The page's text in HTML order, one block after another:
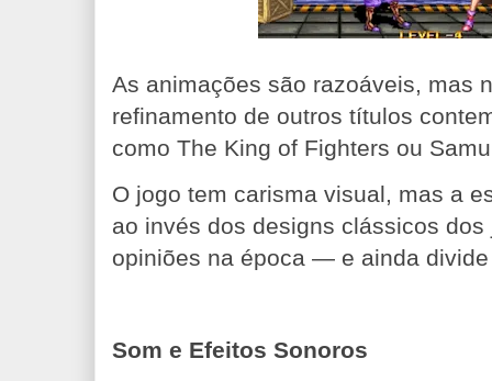
As animações são razoáveis, mas
refinamento de outros títulos
como The King of Fighters ou
O jogo tem carisma visual, mas a
ao invés dos designs clássicos
opiniões na época — e ainda
Som e Efeitos Sonoros